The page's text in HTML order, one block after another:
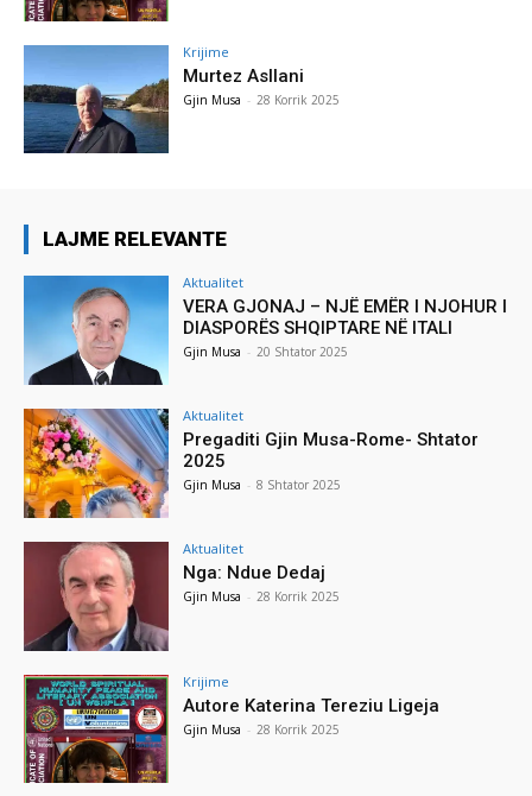
Krijime
Murtez Asllani
Gjin Musa - 28 Korrik 2025
LAJME RELEVANTE
Aktualitet
VERA GJONAJ – NJË EMËR I NJOHUR I
DIASPORËS SHQIPTARE NË ITALI
Gjin Musa - 20 Shtator 2025
Aktualitet
Pregaditi Gjin Musa-Rome- Shtator
2025
Gjin Musa - 8 Shtator 2025
Aktualitet
Nga: Ndue Dedaj
Gjin Musa - 28 Korrik 2025
Krijime
Autore Katerina Tereziu Ligeja
Gjin Musa - 28 Korrik 2025